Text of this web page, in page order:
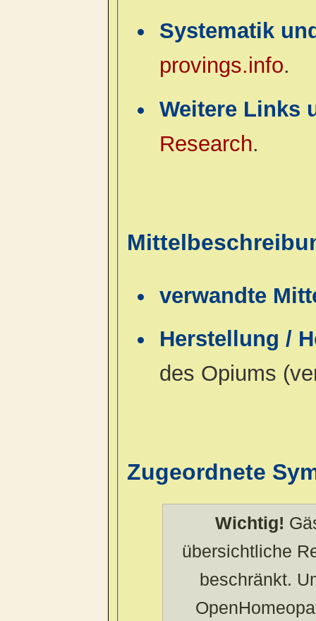
Systematik
provings.info.
Weitere Links
Research.
verwandte
Herstellung /
des Opiums
Zugeordnete
Wichtig!
übersichtliche
beschränkt.